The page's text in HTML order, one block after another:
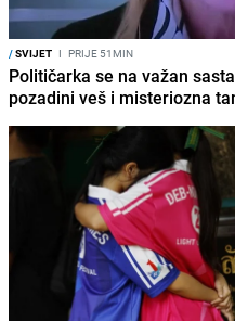
/SVIJET I PRIJE 51MIN
Političarka se na važan
pozadini veš i misteriozna